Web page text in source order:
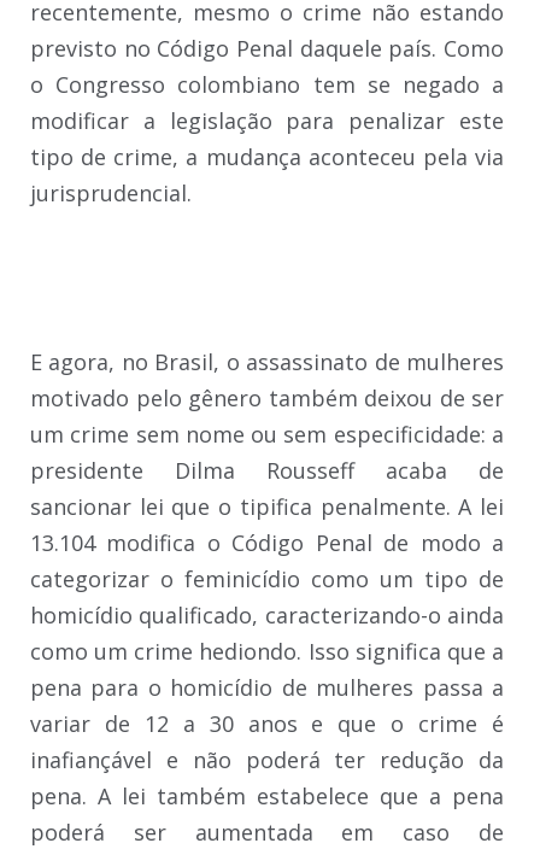
recentemente, mesmo o crime não estando
previsto no Código Penal daquele país. Como
o Congresso colombiano tem se negado a
modificar a legislação para penalizar este
tipo de crime, a mudança aconteceu pela via
jurisprudencial.
E agora, no Brasil, o assassinato de mulheres
motivado pelo gênero também deixou de ser
um crime sem nome ou sem especificidade: a
presidente Dilma Rousseff acaba de
sancionar lei que o tipifica penalmente. A lei
13.104 modifica o Código Penal de modo a
categorizar o feminicídio como um tipo de
homicídio qualificado, caracterizando-o ainda
como um crime hediondo. Isso significa que a
pena para o homicídio de mulheres passa a
variar de 12 a 30 anos e que o crime é
inafiançável e não poderá ter redução da
pena. A lei também estabelece que a pena
poderá ser aumentada em caso de